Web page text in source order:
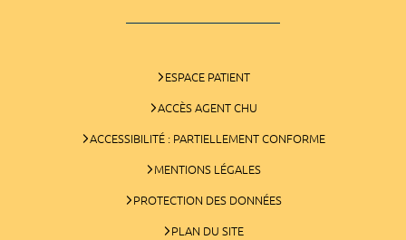
ESPACE PATIENT
ACCÈS AGENT CHU
ACCESSIBILITÉ : PARTIELLEMENT CONFORME
MENTIONS LÉGALES
PROTECTION DES DONNÉES
PLAN DU SITE